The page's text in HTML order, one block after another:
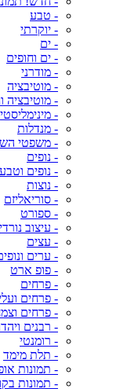
- טבע
- יוקרתי
- ים
- ים וחופים
- מודרני
- מוטיבציה
- מוטיבציה
- מינימליסטי
- מנדלות
- משפטי
- נופים
- נופים וטבע
- נוצות
- סוריאליזם
- ספורט
- עיצוב נורדי
- עצים
- ערים
- פופ ארט
- פרחים
- פרחים
- פרחים
- רבנים
- רומנטי
- תלת מימד
- תמונות
- תמונות